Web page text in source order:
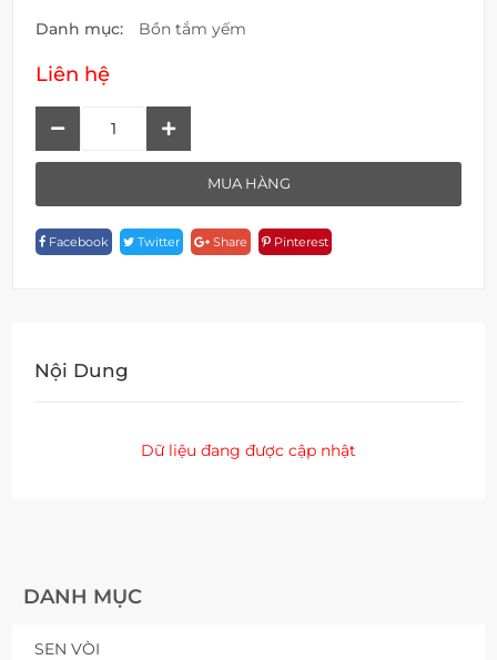
DANH MỤC
SEN VÒI
Danh mục: Bồn tắm yếm
Liên hệ
31401
Quantity
MUA HÀNG
Facebook Twitter Share Pinterest
Nội Dung
Dữ liệu đang được cập nhật